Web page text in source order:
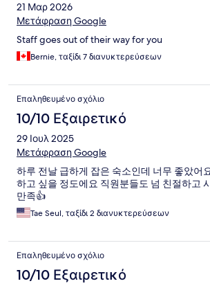
21 Μαρ 2026
Μετάφραση Google
Staff goes out of their way for you
Bernie, ταξίδι 7 διανυκτερεύσεων
Επαληθευμένο σχόλιο
10/10 Εξαιρετικό
29 Ιουλ 2025
Μετάφραση Google
하루 전날 급하게 잡은 숙소인데 너무 좋았어
하고 싶을 정도에요 직원분들도 넘 친절하고
만족👍
Tae Seul, ταξίδι 2 διανυκτερεύσεων
Επαληθευμένο σχόλιο
10/10 Εξαιρετικό